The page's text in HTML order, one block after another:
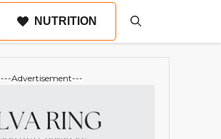
NUTRITION
---Advertisement---